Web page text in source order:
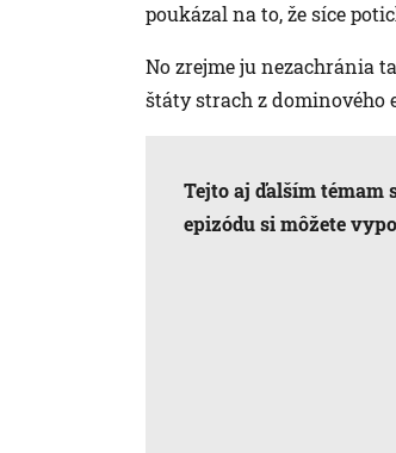
poukázal na to, že síce
No zrejme ju nezachránia
štáty strach z dominového
Tejto aj ďalším témam
epizódu si môžete